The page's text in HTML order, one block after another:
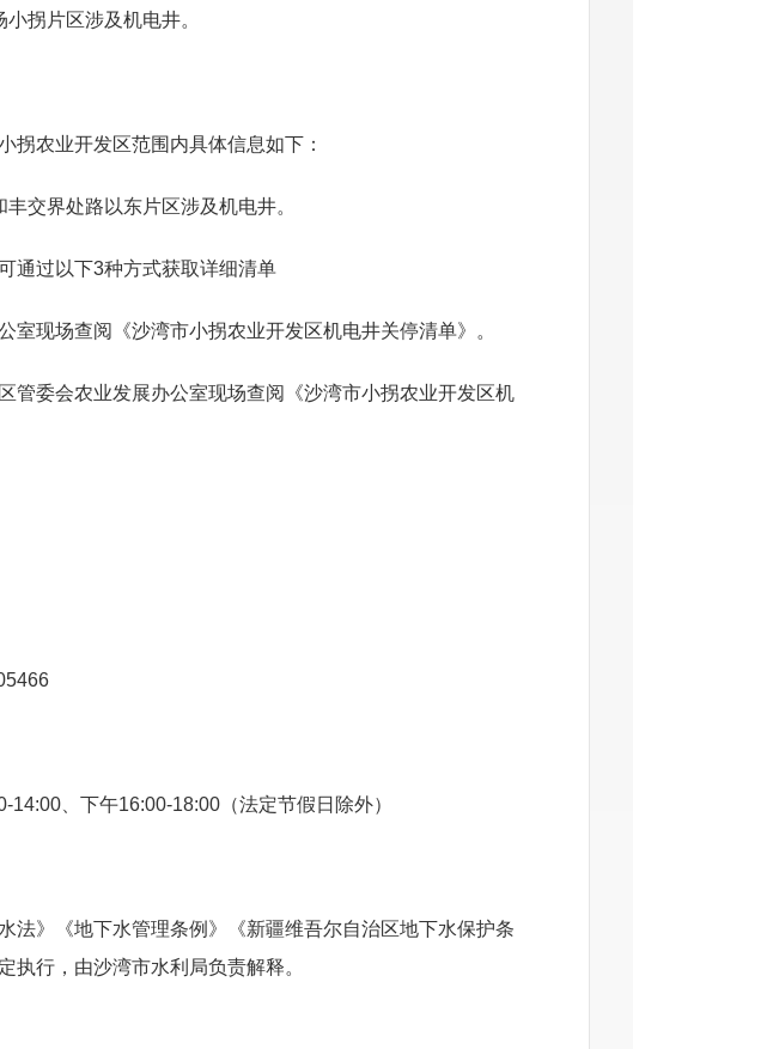
拐片区涉及机电井。
拐农业开发区范围内具体信息如下：
交界处路以东片区涉及机电井。
通过以下3种方式获取详细清单
现场查阅《沙湾市小拐农业开发区机电井关停清单》。
管委会农业发展办公室现场查阅《沙湾市小拐农业开发区机
14:00、下午16:00-18:00（法定节假日除外）
法》《地下水管理条例》《新疆维吾尔自治区地下水保护条
执行，由沙湾市水利局负责解释。